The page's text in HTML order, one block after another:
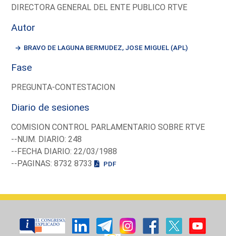
DIRECTORA GENERAL DEL ENTE PUBLICO RTVE
Autor
BRAVO DE LAGUNA BERMUDEZ, JOSE MIGUEL (APL)
Fase
PREGUNTA-CONTESTACION
Diario de sesiones
COMISION CONTROL PARLAMENTARIO SOBRE RTVE
--NUM. DIARIO: 248
--FECHA DIARIO: 22/03/1988
--PAGINAS: 8732 8733
PDF